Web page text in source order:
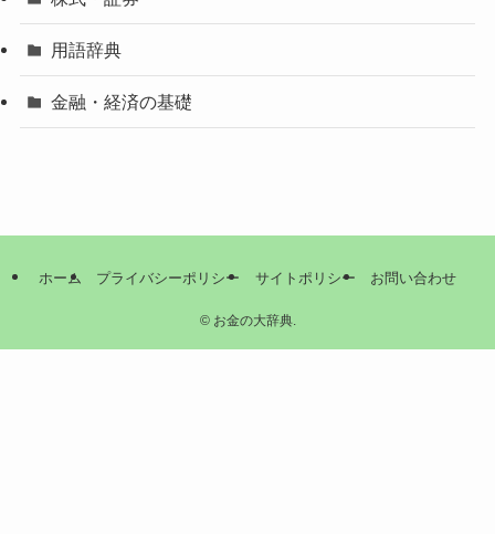
用語辞典
金融・経済の基礎
ホーム プライバシーポリシー サイトポリシー お問い合わせ
©お金の大辞典.